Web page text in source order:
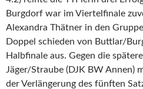
Burgdorf war im Viertelfinale
Alexandra Thätner in den
Doppel schieden von Buttlar/
Halbfinale aus. Gegen die
Jäger/Straube (DJK BW Annen)
der Verlängerung des fünften